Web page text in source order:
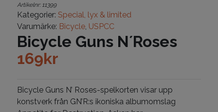
Artikelnr: 11399
Kategorier: Special, lyx & limited
Varumärke: Bicycle, USPCC
Bicycle Guns N´Roses
169kr
Bicycle Guns N’ Roses-spelkorten visar upp
konstverk från GN’R:s ikoniska albumomslag